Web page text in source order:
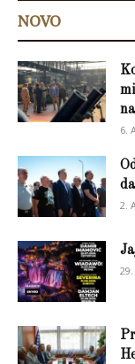
NOVO
6.
2.
29.